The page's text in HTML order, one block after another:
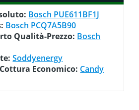
Bosch PUE611BF1J
Bosch PCQ7A5B90
Qualità-Prezzo: Bosch
Soddyenergy
Economico: Candy